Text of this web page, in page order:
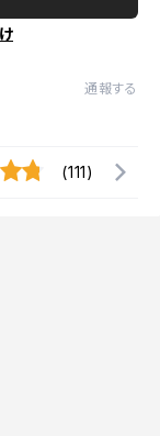
通報する
(111)